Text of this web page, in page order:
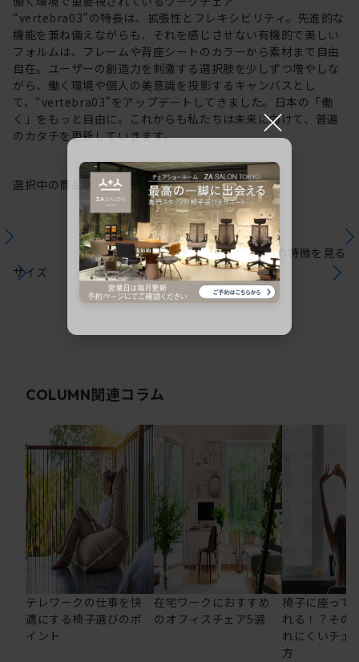
“vertebra03”の特長は、拡張性とフレキシビリティ。先進的な
機能を兼ね備えながらも、それを感じさせない有機的で美しい
フォルムは、フレームや背座シートのカラーから素材まで自由
自在。ユーザーの創造力を刺激する選択肢を少しずつ増やしな
がら、働く環境や個人の美意識を投影するキャンバスとし
て、“vertebra03”をアップデートしてきました。日本の「働
く」をもっと自由に。これからも私たちは未来に向けて、普遍
のカタチを更新していきます。
選択中の商品情報保証 注意事項
サイズ
シリーズの特徴を見る
COLUMN関連コラム
テレワークの仕事を快
適にする椅子選びのポ
イント
在宅ワークにおすすめ
のオフィスチェア5選
椅子に座って
れる！？その
れにくいチェ
方
×